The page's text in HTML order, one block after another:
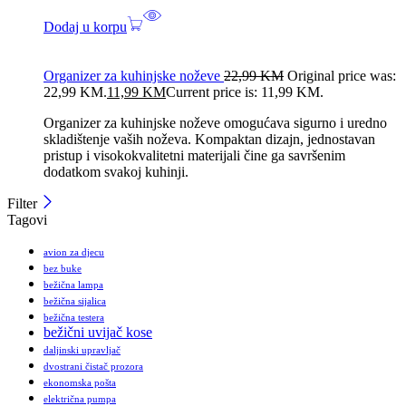
Dodaj u korpu
Organizer za kuhinjske noževe 22,99KM Original price was:
22,99 KM.11,99 KMCurrent price is: 11,99 KM.
Organizer za kuhinjske noževe omogućava sigurno i uredno
skladištenje vaših noževa. Kompaktan dizajn, jednostavan
pristup i visokokvalitetni materijali čine ga savršenim
dodatkom svakoj kuhinji.
Filter
Tagovi
avion za djecu
bez buke
bežična lampa
bežična sijalica
bežična testera
bežični uvijač kose
daljinski upravljač
dvostrani čistač prozora
ekonomska pošta
električna pumpa